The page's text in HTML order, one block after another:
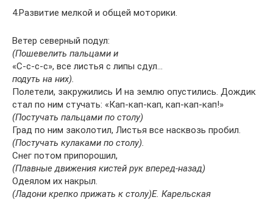
4.Развитие мелкой и общей моторики.
Ветер северный подул:
(Пошевелить пальцами и
«С-с-с-с», все листья с липы сдул…
подуть на них).
Полетели, закружились И на землю опустились. Дождик
стал по ним стучать: «Кап-кап-кап, кап-кап-кап!»
(Постучать пальцами по столу)
Град по ним заколотил, Листья все насквозь пробил.
(Постучать кулаками по столу).
Снег потом припорошил,
(Плавные движения кистей рук вперед-назад)
Одеялом их накрыл.
(Ладони крепко прижать к столу)Е. Карельская